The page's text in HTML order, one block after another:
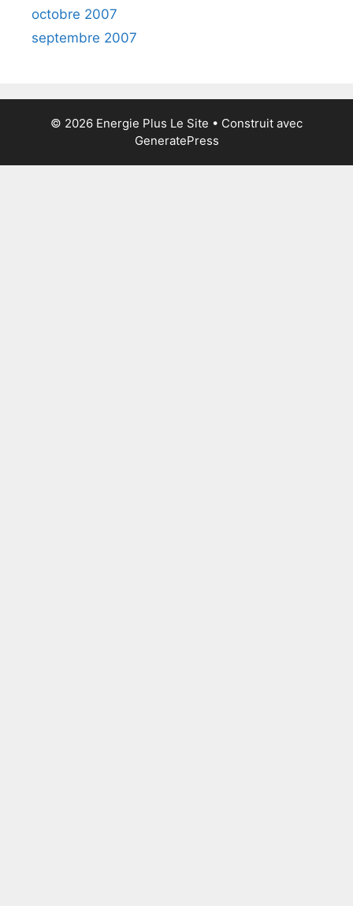
octobre 2007
septembre 2007
© 2026 Energie Plus Le Site • Construit avec
GeneratePress